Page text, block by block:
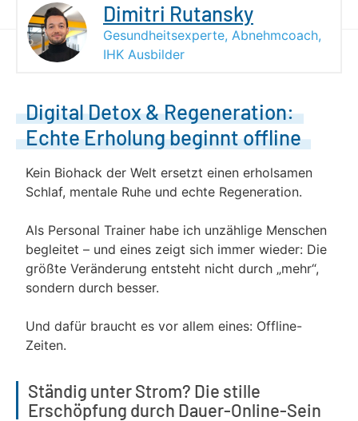
Dimitri Rutansky
Gesundheitsexperte, Abnehmcoach,
IHK Ausbilder
Digital Detox & Regeneration:
Echte Erholung beginnt offline
Kein Biohack der Welt ersetzt einen erholsamen
Schlaf, mentale Ruhe und echte Regeneration.
Als Personal Trainer habe ich unzählige Menschen
begleitet – und eines zeigt sich immer wieder: Die
größte Veränderung entsteht nicht durch „mehr“,
sondern durch besser.
Und dafür braucht es vor allem eines: Offline-
Zeiten.
Ständig unter Strom? Die stille
Erschöpfung durch Dauer-Online-Sein